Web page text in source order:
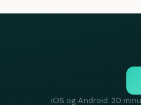
iOS og Android. 30